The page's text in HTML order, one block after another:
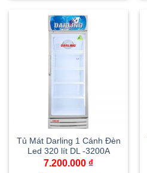
Tủ Mát Darling 1 Cánh Đèn
Led 320 lít DL -3200A
7.200.000 ₫